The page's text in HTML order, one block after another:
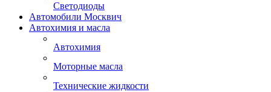
Светодиоды
Автомобили Москвич
Автохимия и масла
Автохимия
Моторные масла
Технические жидкости